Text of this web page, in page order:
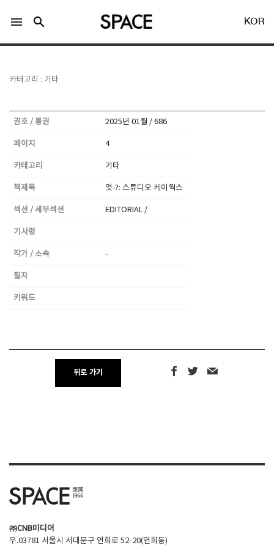
Twitter 로그인
menu search KOR
카테고리 : 기타
권호 / 통권 2025년 01월 / 686
페이지 4
카테고리 기타
책제목 엇-?: 스튜디오 케이웍스
섹션 / 세부섹션 EDITORIAL /
기사명
작가 / 소속 -
필자
키워드
뒤로 가기
㈜CNB미디어
우.03781 서울시 서대문구 연희로 52-20(연희동)